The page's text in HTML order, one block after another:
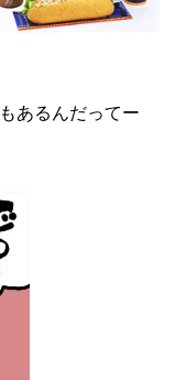
あるんだってー